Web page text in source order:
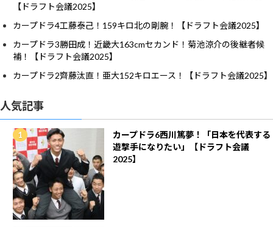
【ドラフト会議2025】
カープドラ4工藤泰己！159キロ北の剛腕！【ドラフト会議2025】
カープドラ3勝田成！近畿大163cmセカンド！菊池涼介の後継者候
補！【ドラフト会議2025】
カープドラ2齊藤汰直！亜大152キロエース！【ドラフト会議2025】
人気記事
カープドラ6西川篤夢！「日本を代表する
遊撃手になりたい」【ドラフト会議
2025】